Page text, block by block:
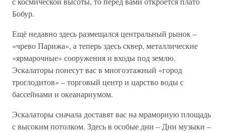
Бобур.
Ещё недавно здесь размещался центральный рынок –
«чрево Парижа», а теперь здесь сквер, металлические
«ярмарочные» сооружения и входы под землю.
Эскалаторы понесут вас в многоэтажный «город
троглодитов» – торговый центр и царство воды с
бассейнами и океанариумом.
Эскалаторы сначала доставят вас на мраморную площадь
с высоким потолком. Здесь в особые дни – Дни музыки –